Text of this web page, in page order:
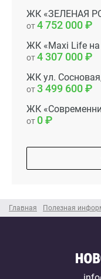
Главная Полезная
ЖК «ЗЕЛЕНАЯ
от4 752 000
ЖК «Maxi Life на
от4 307 000
ЖК ул.
от3 499 600
ЖК
от 0